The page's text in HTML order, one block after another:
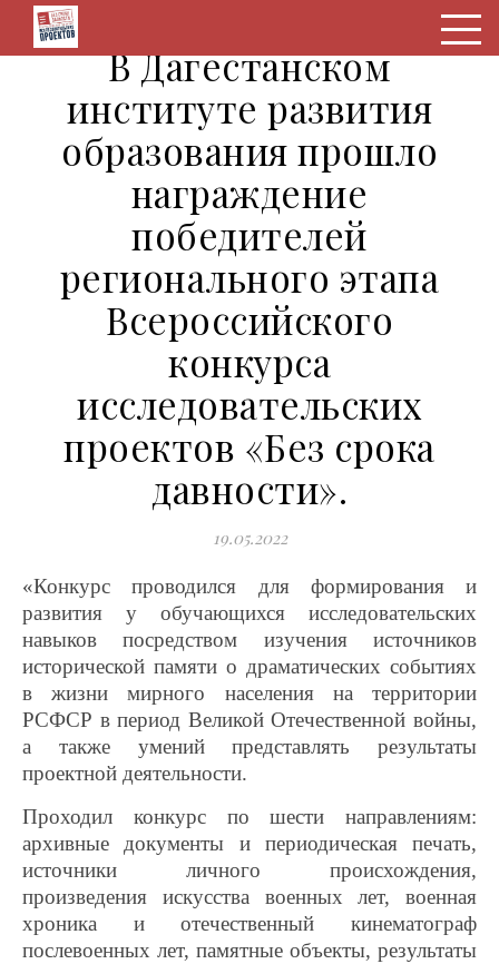
В Дагестанском
институте развития
образования прошло
награждение
победителей
регионального этапа
Всероссийского
конкурса
исследовательских
проектов «Без срока
давности».
19.05.2022
«Конкурс проводился для формирования и
развития у обучающихся исследовательских
навыков посредством изучения источников
исторической памяти о драматических событиях
в жизни мирного населения на территории
РСФСР в период Великой Отечественной войны,
а также умений представлять результаты
проектной деятельности.
Проходил конкурс по шести направлениям:
архивные документы и периодическая печать,
источники личного происхождения,
произведения искусства военных лет, военная
хроника и отечественный кинематограф
послевоенных лет, памятные объекты, результаты